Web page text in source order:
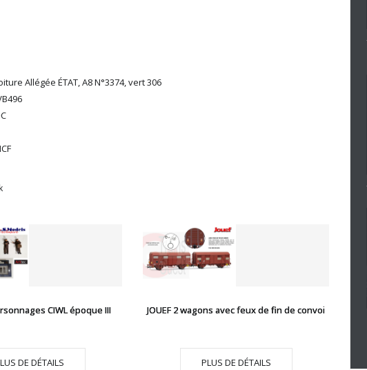
Allégée ÉTAT, A8 N°3374, vert 306
CIWL époque III
DE DÉTAILS
JOUEF 2 wagons avec feux de fin de convoi
PLUS DE DÉTAILS